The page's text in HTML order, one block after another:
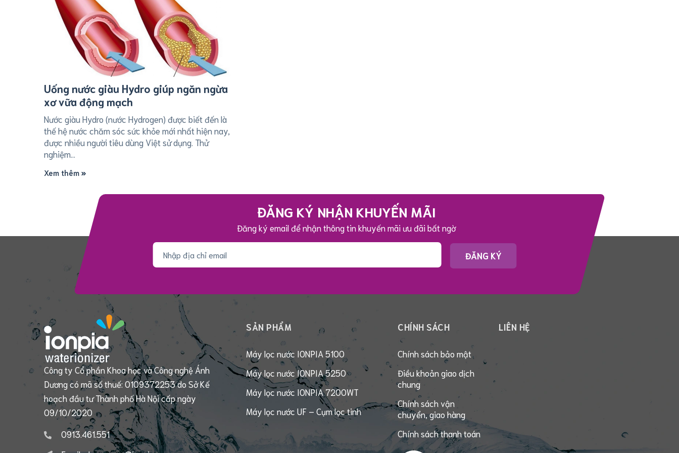
Uống nước giàu Hydro giúp ngăn ngừa
xơ vữa động mạch
Nước giàu Hydro (nước Hydrogen) được biết đến là
thế hệ nước chăm sóc sức khỏe mới nhất hiện nay,
được nhiều người tiêu dùng Việt sử dụng. Thử
nghiệm...
Xem thêm
ĐĂNG KÝ NHẬN KHUYẾN MÃI
Đăng ký email để nhận thông tin khuyến mãi ưu đãi bất ngờ
ĐĂNG KÝ
Công ty Cổ phần Khoa học và Công nghệ Ánh
Dương có mã số thuế: 0109372253 do Sở Kế
hoạch đầu tư Thành phố Hà Nội cấp ngày
09/10/2020
0913.461.551
SẢN PHẨM
Máy lọc nước IONPIA 5100
Máy lọc nước IONPIA 5250
Máy lọc nước IONPIA 7200WT
Máy lọc nước UF – Cụm lọc tinh
CHÍNH SÁCH
Chính sách bảo mật
Điều khoản giao dịch
chung
Chính sách vận
chuyển, giao hàng
Chính sách thanh toán
LIÊN HỆ